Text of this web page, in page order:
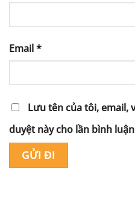
Email*
Lưu tên của tôi, email,
duyệt này cho lần bình